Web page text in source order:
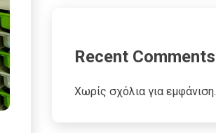
Recent Comments
Χωρίς σχόλια για εμφάνιση.